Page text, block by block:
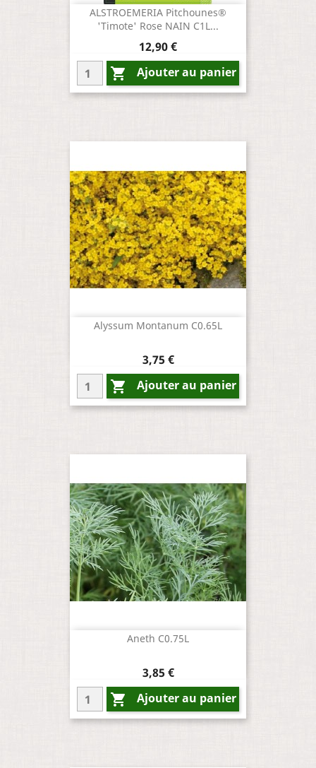
ALSTROEMERIA Pitchounes®
'Timote' Rose NAIN C1L...
Prix
12,90 €
 Ajouter au panier
Alyssum Montanum C0.65L
Prix
3,75 €
 Ajouter au panier
Aneth C0.75L
Prix
3,85 €
 Ajouter au panier